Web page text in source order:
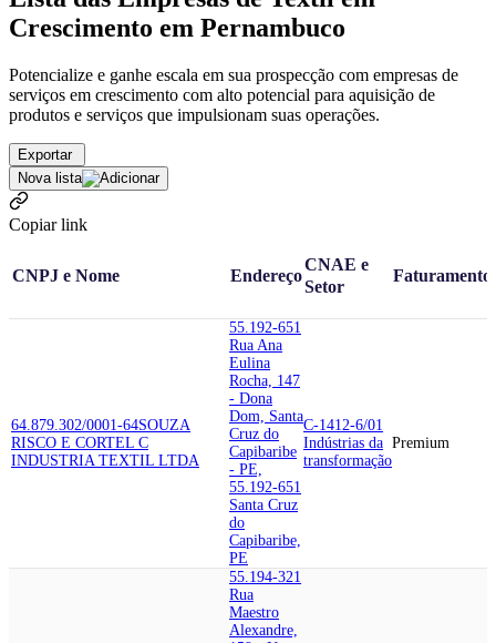
Crescimento em Pernambuco
Potencialize e ganhe escala em sua prospecção com empresas de
serviços em crescimento com alto potencial para aquisição de
produtos e serviços que impulsionam suas operações.
Exportar
Nova lista
Copiar link
CNPJ e Nome Endereço
CNAE e
Setor
Faturamento
64.879.302/0001-64SOUZA
RISCO E CORTEL C
INDUSTRIA TEXTIL LTDA
55.192-651
Rua Ana
Eulina
Rocha, 147
- Dona
Dom, Santa
Cruz do
Capibaribe
- PE,
55.192-651
Santa Cruz
do
Capibaribe,
PE
C-1412-6/01
Indústrias da
transformação
Premium
55.194-321
Rua
Maestro
Alexandre,